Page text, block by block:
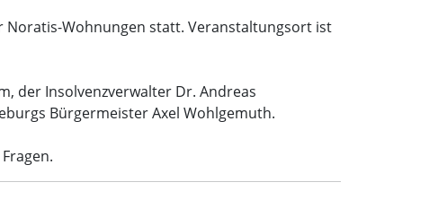
Noratis-Wohnungen statt. Veranstaltungsort ist
der Insolvenzverwalter Dr. Andreas
Bürgermeister Axel Wohlgemuth.